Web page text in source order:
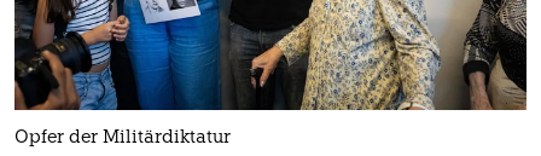
Opfer der Militärdiktatur